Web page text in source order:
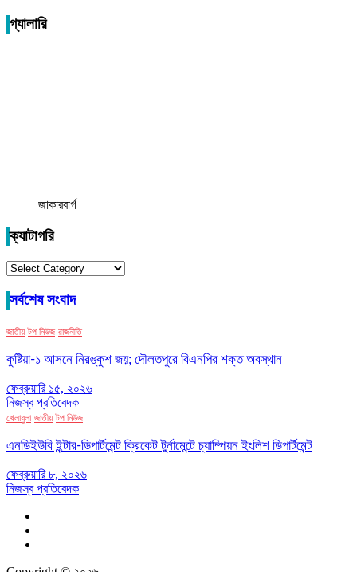
গ্যালারি
জাকারবার্গ
ক্যাটাগরি
ক্যাটাগরি
সর্বশেষ সংবাদ
জাতীয় টপ নিউজ রাজনীতি
কুষ্টিয়া-১ আসনে নিরঙ্কুশ জয়; দৌলতপুরে বিএনপির শক্ত অবস্থান
ফেব্রুয়ারি ১৫, ২০২৬
নিজস্ব প্রতিবেদক
খেলাধুলা জাতীয় টপ নিউজ
এনডিইউবি ইন্টার-ডিপার্টমেন্ট ক্রিকেট টুর্নামেন্টে চ্যাম্পিয়ন ইংলিশ ডিপার্টমেন্ট
ফেব্রুয়ারি ৮, ২০২৬
নিজস্ব প্রতিবেদক